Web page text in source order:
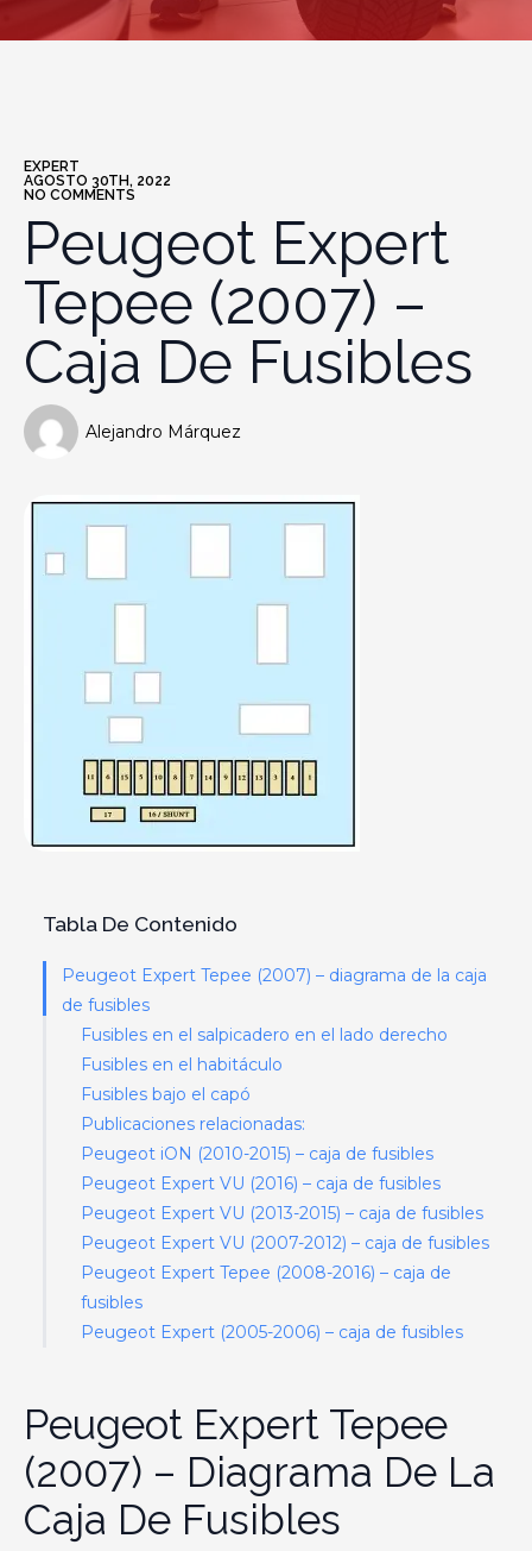
EXPERT
AGOSTO 30TH, 2022
NO COMMENTS
Peugeot Expert
Tepee (2007) –
Caja De Fusibles
Alejandro Márquez
Tabla De Contenido
Peugeot Expert Tepee (2007) – diagrama de la caja
de fusibles
Fusibles en el salpicadero en el lado derecho
Fusibles en el habitáculo
Fusibles bajo el capó
Publicaciones relacionadas:
Peugeot iON (2010-2015) – caja de fusibles
Peugeot Expert VU (2016) – caja de fusibles
Peugeot Expert VU (2013-2015) – caja de fusibles
Peugeot Expert VU (2007-2012) – caja de fusibles
Peugeot Expert Tepee (2008-2016) – caja de
fusibles
Peugeot Expert (2005-2006) – caja de fusibles
Peugeot Expert Tepee
(2007) – Diagrama De La
Caja De Fusibles